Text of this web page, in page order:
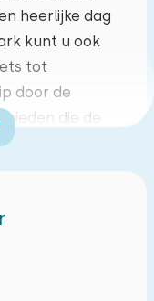
heerlijke dag
kunt u ook
tot
door de
die de
lange dag
het terras van
voor vier
15 16
22